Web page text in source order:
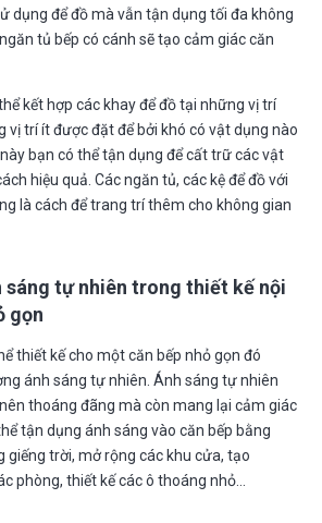
dụng để đồ mà vẫn tận dụng tối đa không
tủ bếp có cánh sẽ tạo cảm giác căn
kết hợp các khay để đồ tại những vị trí
vị trí ít được đặt để bởi khó có vật dụng nào
bạn có thể tận dụng để cất trữ các vật
hiệu quả. Các ngăn tủ, các kệ để đồ với
là cách để trang trí thêm cho không gian
sáng tự nhiên trong thiết kế nội
gọn
thiết kế cho một căn bếp nhỏ gọn đó
ánh sáng tự nhiên. Ánh sáng tự nhiên
thoáng đãng mà còn mang lại cảm giác
tận dụng ánh sáng vào căn bếp bằng
giếng trời, mở rộng các khu cửa, tạo
phòng, thiết kế các ô thoáng nhỏ…